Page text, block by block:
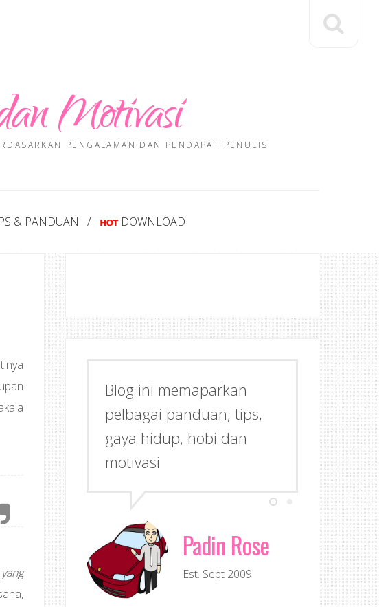
Motivasi
PENGALAMAN DAN PENDAPAT PENULIS
& PANDUAN DOWNLOAD
Blog ini memaparkan
pelbagai panduan, tips,
gaya hidup, hobi dan
motivasi
Padin Rose
Est. Sept 2009